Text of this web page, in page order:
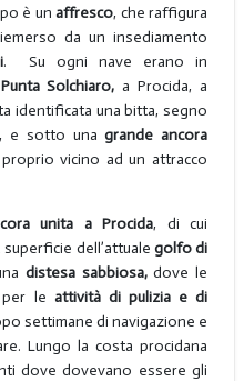
è unaffresco, che raffigura
da un insediamento
. Su ogni nave erano in
Punta Solchiaro,a Procida, a
identificata una bitta, segno
, e sotto unagrande ancora
vicino ad un attracco
unita a Procida, di cui
dell’attuale golfo di
distesa sabbiosa,dove le
le attività di pulizia e di
settimane di navigazione e
Lungo la costa procidana
dove dovevano essere gli